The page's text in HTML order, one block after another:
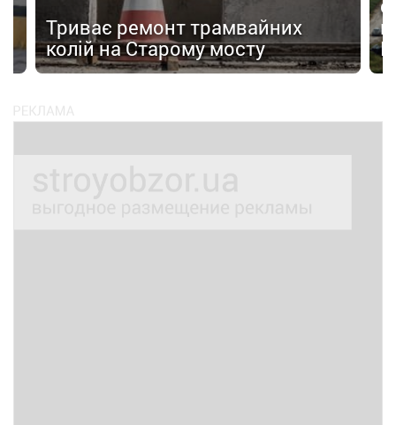
Триває ремонт трамвайних
колій на Старому мосту